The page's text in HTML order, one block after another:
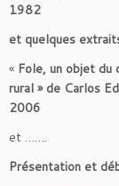
1982
et quelques
« Fole, un objet du
rural » de Carlos
2006
et …….
Présentation et